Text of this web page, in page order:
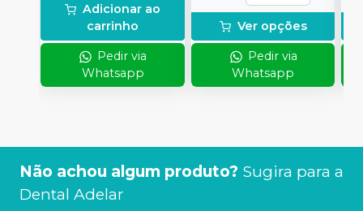
Adicionar ao
carrinho
Pedir via
Whatsapp
Ver opções
Pedir via
Whatsapp
Não achou algum produto? Sugira para a
Dental Adelar